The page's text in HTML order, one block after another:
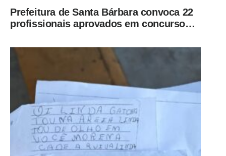
Prefeitura de Santa Bárbara convoca 22
profissionais aprovados em concurso